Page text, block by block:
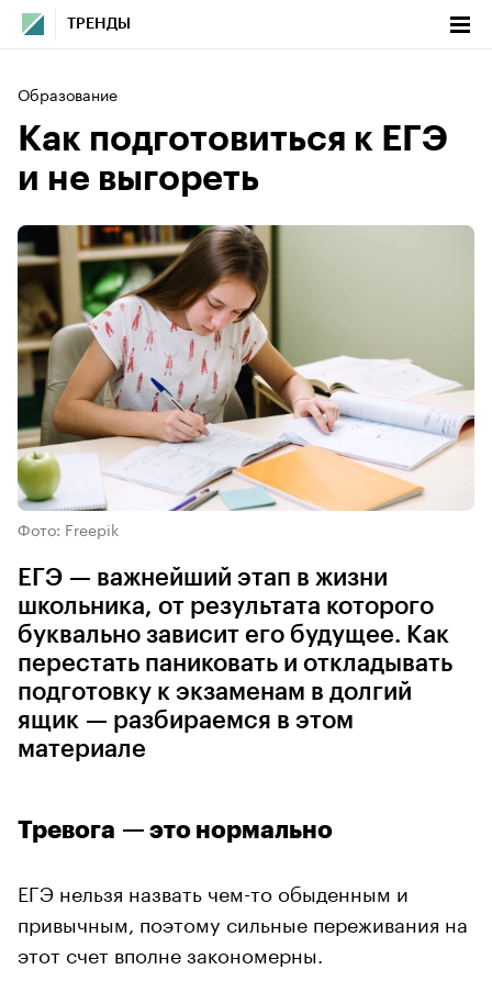
ТРЕНДЫ
Образование
Как подготовиться к ЕГЭ
и не выгореть
Фото: Freepik
ЕГЭ — важнейший этап в жизни
школьника, от результата которого
буквально зависит его будущее. Как
перестать паниковать и откладывать
подготовку к экзаменам в долгий
ящик — разбираемся в этом
материале
Тревога — это нормально
ЕГЭ нельзя назвать чем-то обыденным и
привычным, поэтому сильные переживания на
этот счет вполне закономерны.